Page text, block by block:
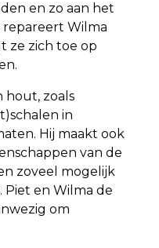
en zo aan het
repareert Wilma
ze zich toe op
hout, zoals
in
Hij maakt ook
van de
zoveel mogelijk
en Wilma de
om